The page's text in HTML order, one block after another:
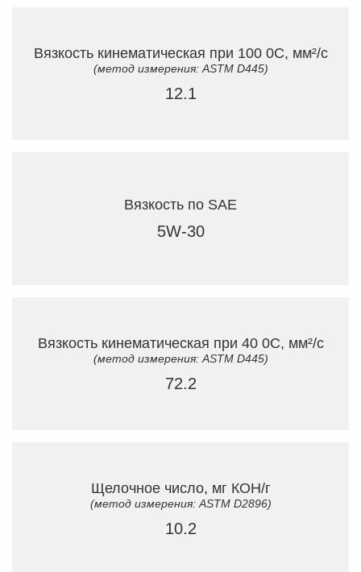
Вязкость кинематическая при 100 0C, мм²/с
(метод измерения: ASTM D445)
12.1
Вязкость по SAE
5W-30
Вязкость кинематическая при 40 0C, мм²/с
(метод измерения: ASTM D445)
72.2
Щелочное число, мг КОН/г
(метод измерения: ASTM D2896)
10.2